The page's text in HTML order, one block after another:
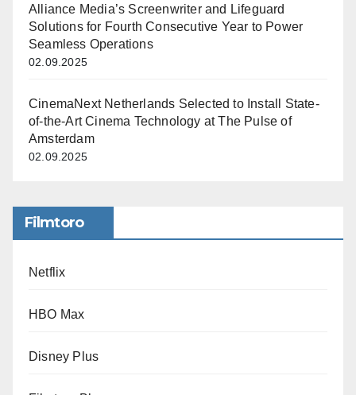
Alliance Media’s Screenwriter and Lifeguard
Solutions for Fourth Consecutive Year to Power
Seamless Operations
02.09.2025
CinemaNext Netherlands Selected to Install State-
of-the-Art Cinema Technology at The Pulse of
Amsterdam
02.09.2025
Filmtoro
Netflix
HBO Max
Disney Plus